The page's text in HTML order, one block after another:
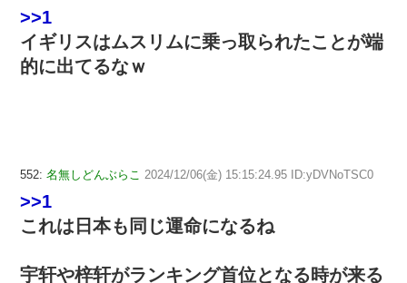
>>1
イギリスはムスリムに乗っ取られたことが端
的に出てるなｗ
552: 名無しどんぶらこ 2024/12/06(金) 15:15:24.95 ID:yDVNoTSC0
>>1
これは日本も同じ運命になるね
宇轩や梓轩がランキング首位となる時が来る